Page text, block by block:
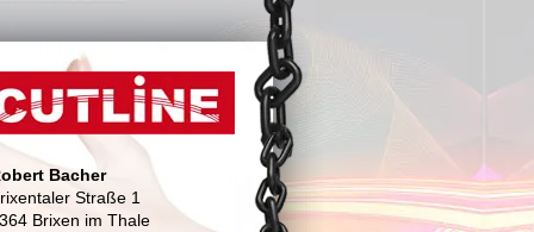
Bacher
Straße 1
Brixen im Thale